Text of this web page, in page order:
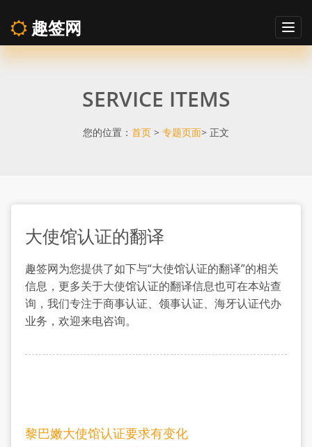
大
证
的
翻
译
趣签网
SERVICE ITEMS
您的位置： 首页 > 专题页面> 正文
大使馆认证的翻译
趣签网为您提供了如下与“大使馆认证的翻译”的相关
信息，更多关于大使馆认证的翻译信息也可在本站查
询，我们专注于商事认证、领事认证、海牙认证代办
业务，欢迎来电咨询。
黎巴嫩大使馆认证要求有变化